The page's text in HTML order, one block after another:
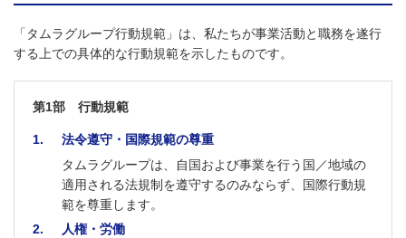
「タムラグループ行動規範」は、私たちが事業活動と職務を遂行
する上での具体的な行動規範を示したものです。
第1部 行動規範
1
法令遵守・国際規範の尊重
タムラグループは、自国および事業を行う国／地域の
適用される法規制を遵守するのみならず、国際行動規
範を尊重します。
2
人権・労働